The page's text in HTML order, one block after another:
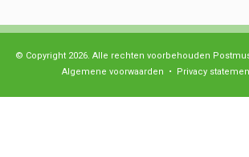
© Copyright 2026. Alle rechten voorbehouden
Algemene voorwaarden • Privacy